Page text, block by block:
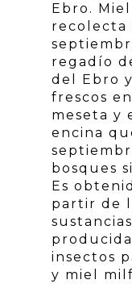
Ebro.
regadío
del Ebro
frescos
meseta y
encina
bosques
Es
partir de
insectos
y miel